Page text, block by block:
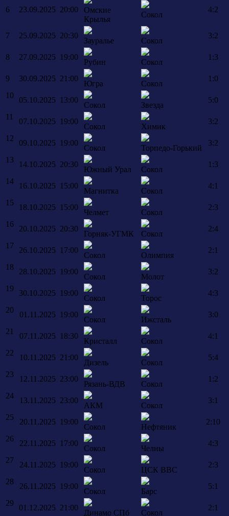
6 23.09.2025 20:00
Омские
Крылья
Сокол
4:2
7 25.09.2025 20:30
Зауралье Сокол
3:2
8 27.09.2025 19:00
Рубин Сокол
1:3
9 30.09.2025 21:00
Югра Сокол
1:0
10
05.10.2025 13:00
Сокол Звезда
5:0
11
07.10.2025 19:00
Сокол Химик
3:2
12
09.10.2025 19:00
Сокол Торпедо-Горький
3:2
13
14.10.2025 20:30
Южный Урал Сокол
1:3
14
16.10.2025 15:00
Магнитка Сокол
4:1
15
18.10.2025 15:00
Челмет Сокол
2:3
16
20.10.2025 20:30
Горняк-УГМК Сокол
2:4
17
26.10.2025 17:00
Сокол Олимпия
2:1
18
28.10.2025 19:00
Сокол Молот
3:2
19
30.10.2025 19:00
Сокол Торос
4:3
20
01.11.2025 19:00
Сокол Ижсталь
3:0
21
07.11.2025 18:30
Кристалл Сокол
4:1
22
10.11.2025 21:00
Дизель Сокол
5:4
23
12.11.2025 23:00
Рязань-ВДВ Сокол
1:2
24
13.11.2025 23:00
АКМ Сокол
3:1
25
20.11.2025 19:00
Сокол Нефтяник
2:10
26
22.11.2025 17:00
Сокол Челны
4:3
27
24.11.2025 19:00
Сокол ЦСК ВВС
2:3
28
26.11.2025 19:00
Сокол Барс
5:1
29
01.12.2025 21:00
Динамо СПб Сокол
2:1